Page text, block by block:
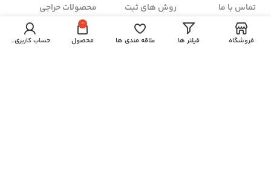
تماس با ما
درباره ما
روش های ثبت
شرایط مرجوعی
محصولات حراجی
سوالات متداول
فروشگاه فیلتر ها علاقه مندی ها
0
محصول حساب کاربری من